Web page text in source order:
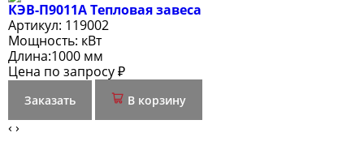
КЭВ-П9011A Тепловая завеса
Артикул: 119002
Мощность: кВт
Длина:1000 мм
Цена по запросу ₽
Заказать В корзину
‹ ›